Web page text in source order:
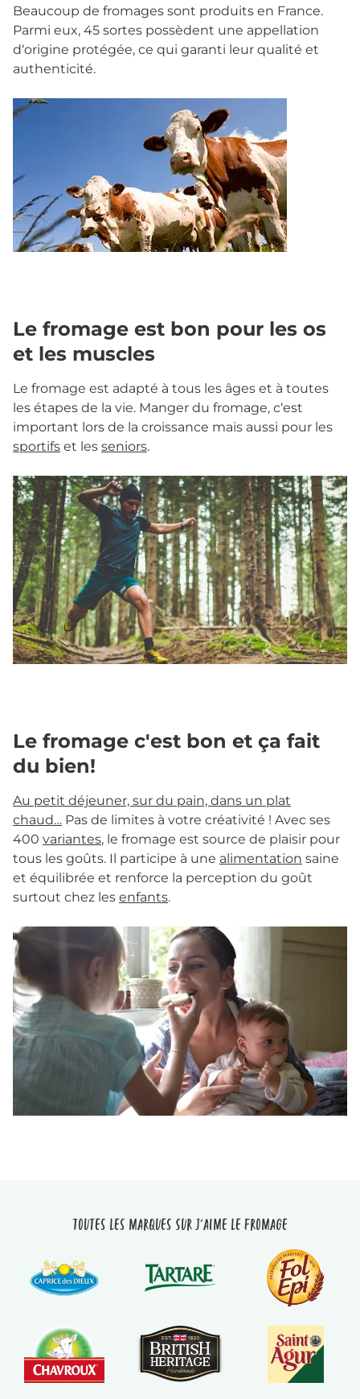
Beaucoup de fromages sont produits en France.
Parmi eux, 45 sortes possèdent une appellation
d‘origine protégée, ce qui garanti leur qualité et
authenticité.
Le fromage est bon pour les os
et les muscles
Le fromage est adapté à tous les âges et à toutes
les étapes de la vie. Manger du fromage, c‘est
important lors de la croissance mais aussi pour les
sportifs et les seniors.
Le fromage c'est bon et ça fait
du bien!
Au petit déjeuner, sur du pain, dans un plat
chaud… Pas de limites à votre créativité ! Avec ses
400 variantes, le fromage est source de plaisir pour
tous les goûts. Il participe à une alimentation saine
et équilibrée et renforce la perception du goût
surtout chez les enfants.
Toutes les marques sur J'aime le fromage